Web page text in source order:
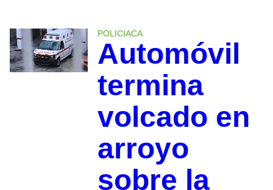
POLICIACA
Automóvil
termina
volcado en
arroyo
sobre la